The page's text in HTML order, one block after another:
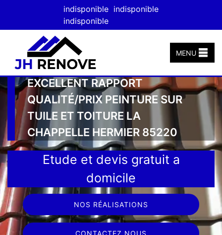
indisponible indisponible
indisponible
MENU
EXCELLENT RAPPORT
QUALITÉ/PRIX PEINTURE SUR
TUILE ET TOITURE LA
CHAPPELLE HERMIER 85220
Etude et devis gratuit a
domicile
NOS RÉALISATIONS
CONTACTEZ NOUS